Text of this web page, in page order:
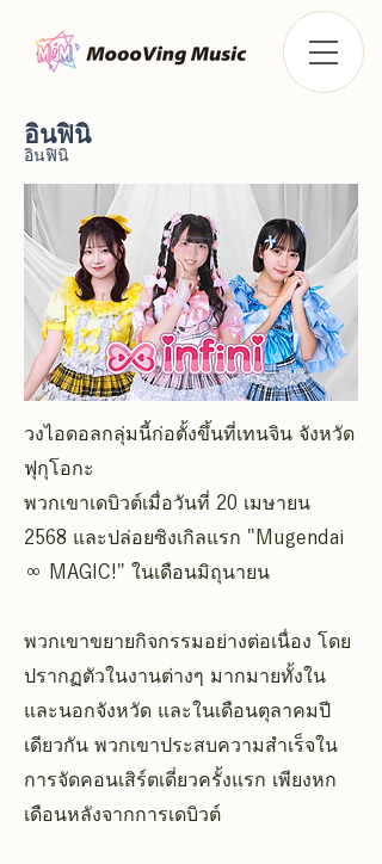
อินฟินิ
อินฟินิ
วงไอดอลกลุ่มนี้ก่อตั้งขึ้นที่เทนจิน จังหวัด
ฟุกุโอกะ
พวกเขาเดบิวต์เมื่อวันที่ 20 เมษายน
2568 และปล่อยซิงเกิลแรก "Mugendai
∞ MAGIC!" ในเดือนมิถุนายน
พวกเขาขยายกิจกรรมอย่างต่อเนื่อง โดย
ปรากฏตัวในงานต่างๆ มากมายทั้งใน
และนอกจังหวัด และในเดือนตุลาคมปี
เดียวกัน พวกเขาประสบความสำเร็จใน
การจัดคอนเสิร์ตเดี่ยวครั้งแรก เพียงหก
เดือนหลังจากการเดบิวต์